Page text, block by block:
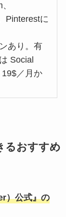
Pinterestに
あり。有
Social
／月か
るおすすめ
）公式』の